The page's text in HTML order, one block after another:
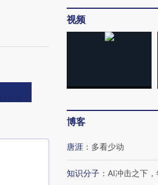
视频
博客
唐涯 ： 多看少动
知识分子 ： AI冲击之下